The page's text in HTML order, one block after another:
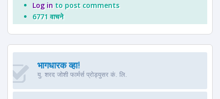
Log in to post comments
6771 वाचने
भागधारक व्हा!
यु. शरद जोशी फार्मर्स प्रोड्युसर कं. लि.